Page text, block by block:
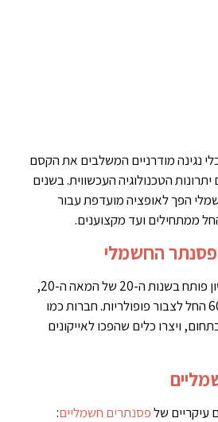
נגינה מודרניים המשלבים את הקסם
הטכנולוגיה העכשווית. בשנים
הפך לאופציה מועדפת עבור
ממתחילים ועד מקצוענים.
החשמלי
הפסנתר החשמלי הראשון פותח בשנות ה-20 של המאה ה-20,
אך רק בשנות ה-50 וה-60 החל לצבור פופולריות. חברות כמו
ויצרו כלים שהפכו לאייקונים
עיקריים שלפסנתרים חשמליים: